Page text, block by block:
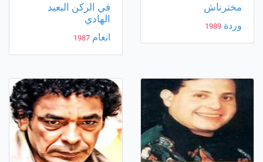
مخترناش
وردة 1989
في الركن البعيد
الهادي
انغام 1987